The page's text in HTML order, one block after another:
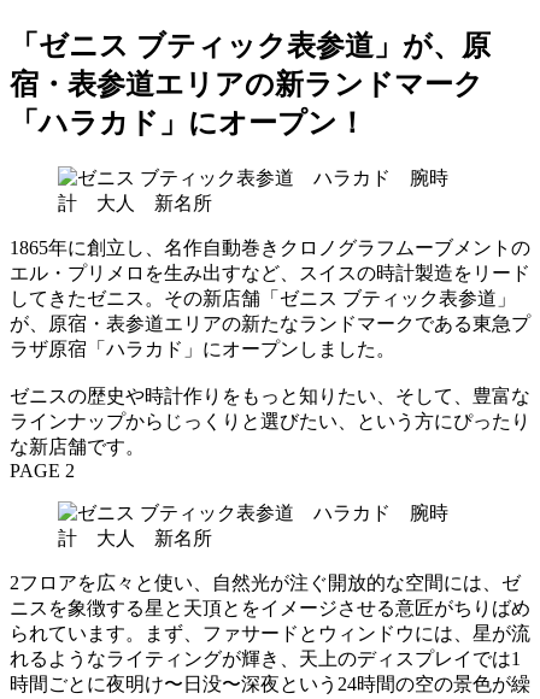
「ゼニス ブティック表参道」が、原
宿・表参道エリアの新ランドマーク
「ハラカド」にオープン！
1865年に創立し、名作自動巻きクロノグラフムーブメントの
エル・プリメロを生み出すなど、スイスの時計製造をリード
してきたゼニス。その新店舗「ゼニス ブティック表参道」
が、原宿・表参道エリアの新たなランドマークである東急プ
ラザ原宿「ハラカド」にオープンしました。
ゼニスの歴史や時計作りをもっと知りたい、そして、豊富な
ラインナップからじっくりと選びたい、という方にぴったり
な新店舗です。
PAGE 2
2フロアを広々と使い、自然光が注ぐ開放的な空間には、ゼ
ニスを象徴する星と天頂とをイメージさせる意匠がちりばめ
られています。まず、ファサードとウィンドウには、星が流
れるようなライティングが輝き、天上のディスプレイでは1
時間ごとに夜明け〜日没〜深夜という24時間の空の景色が繰